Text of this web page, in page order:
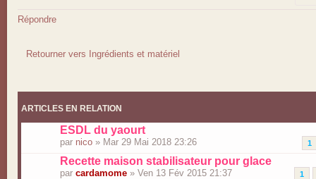
Répondre
Retourner vers Ingrédients et matériel
ARTICLES EN RELATION
ESDL du yaourt
1
par nico » Mar 29 Mai 2018 23:26
Recette maison stabilisateur pour glace
1
par cardamome » Ven 13 Fév 2015 21:37